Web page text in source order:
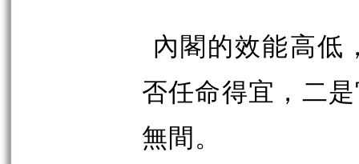
內閣的效能高低
否任命得宜，二
無間。